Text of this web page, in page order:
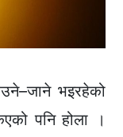
भइरहेको
पनि होला ।